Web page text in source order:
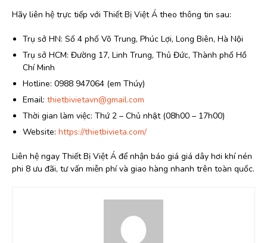
Hãy liên hệ trực tiếp với Thiết Bị Việt Á theo thông tin sau:
Trụ sở HN: Số 4 phố Võ Trung, Phúc Lợi, Long Biên, Hà Nội
Trụ sở HCM: Đường 17, Linh Trung, Thủ Đức, Thành phố Hồ
Chí Minh
Hotline: 0988 947064 (em Thúy)
Email: thietbivietavn@gmail.com
Thời gian làm việc: Thứ 2 – Chủ nhật (08h00 – 17h00)
Website: https://thietbivieta.com/
Liên hệ ngay Thiết Bị Việt Á để nhận báo giá giá dây hơi khí nén
phi 8 ưu đãi, tư vấn miễn phí và giao hàng nhanh trên toàn quốc.